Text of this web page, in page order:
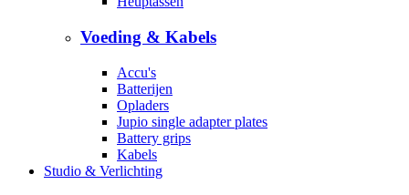
Voeding & Kabels
Accu's
Batterijen
Opladers
Jupio single adapter plates
Battery grips
Kabels
Studio & Verlichting